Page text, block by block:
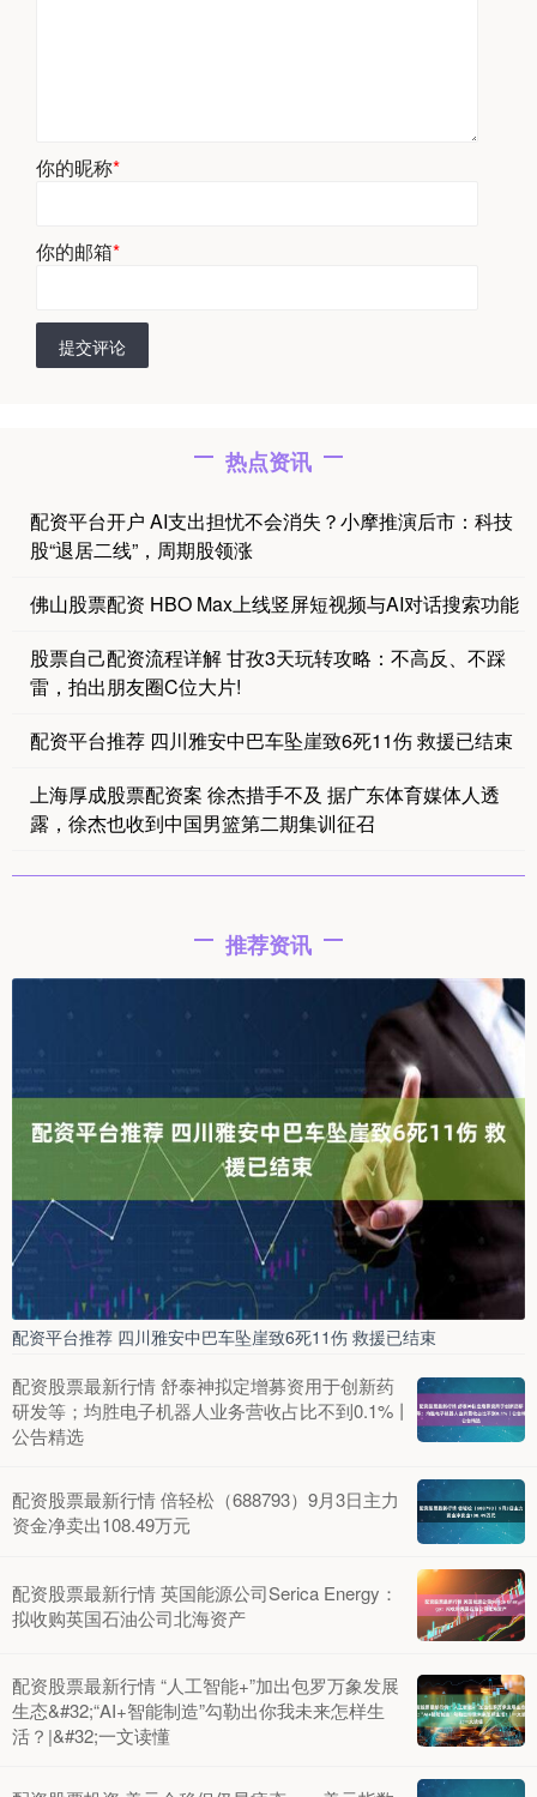
你的昵称*
你的邮箱*
提交评论
热点资讯
配资平台开户 AI支出担忧不会消失？小摩推演后市：科技
股“退居二线”，周期股领涨
佛山股票配资 HBO Max上线竖屏短视频与AI对话搜索功能
股票自己配资流程详解 甘孜3天玩转攻略：不高反、不踩
雷，拍出朋友圈C位大片!
配资平台推荐 四川雅安中巴车坠崖致6死11伤 救援已结束
上海厚成股票配资案 徐杰措手不及 据广东体育媒体人透
露，徐杰也收到中国男篮第二期集训征召
推荐资讯
配资平台推荐 四川雅安中巴车坠崖致6死11伤 救援已结束
配资股票最新行情 舒泰神拟定增募资用于创新药
研发等；均胜电子机器人业务营收占比不到0.1%丨
公告精选
配资股票最新行情 倍轻松（688793）9月3日主力
资金净卖出108.49万元
配资股票最新行情 英国能源公司Serica Energy：
拟收购英国石油公司北海资产
配资股票最新行情 “人工智能+”加出包罗万象发展
生态&#32;“AI+智能制造”勾勒出你我未来怎样生
活？|&#32;一文读懂